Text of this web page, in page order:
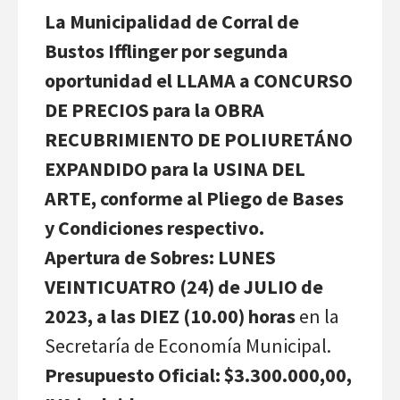
La Municipalidad de Corral de
Bustos Ifflinger por segunda
oportunidad el LLAMA a CONCURSO
DE PRECIOS para la OBRA
RECUBRIMIENTO DE POLIURETÁNO
EXPANDIDO para la USINA DEL
ARTE, conforme al Pliego de Bases
y Condiciones respectivo.
Apertura de Sobres: LUNES
VEINTICUATRO (24) de JULIO de
2023, a las DIEZ (10.00) horasen la
Secretaría de Economía Municipal.
Presupuesto Oficial: $3.300.000,00,